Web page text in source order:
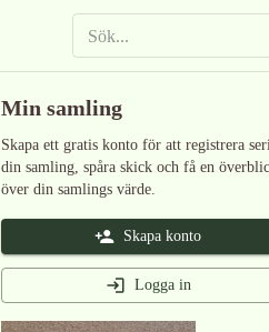
Min samling
Skapa ett gratis konto för att registrera
din samling, spåra skick och få en
över din samlings värde.
Skapa konto
Logga in